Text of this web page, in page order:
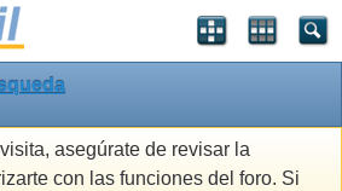
asegúrate de revisar la
con las funciones del foro. Si